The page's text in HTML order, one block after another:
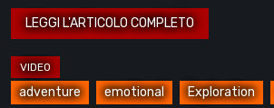
adventure emotional Exploration